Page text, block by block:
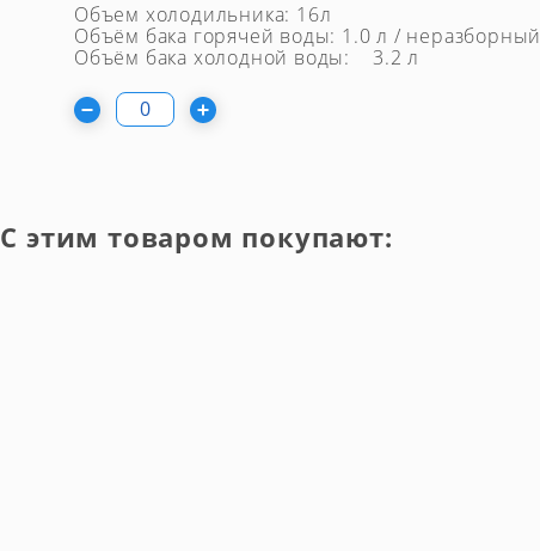
Объем холодильника: 16л
Объём бака горячей воды: 1.0 л / неразборный
Объём бака холодной воды: 3.2 л
С этим товаром покупают: